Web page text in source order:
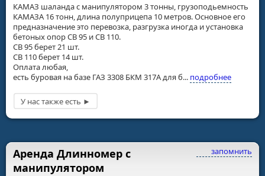
КАМАЗ шаланда с манипулятором 3 тонны, грузоподьемность
КАМАЗА 16 тонн, длина полуприцепа 10 метров. Основное его
предназначение это перевозка, разгрузка иногда и установка
бетоных опор СВ 95 и СВ 110.
СВ 95 берет 21 шт.
СВ 110 берет 14 шт.
Оплата любая,
есть буровая на базе ГАЗ 3308 БКМ 317А для б... подробнее
запомнить
Аренда Длинномер с
манипулятором